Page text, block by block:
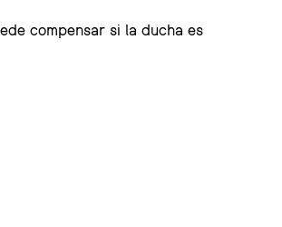
compensar si la ducha es